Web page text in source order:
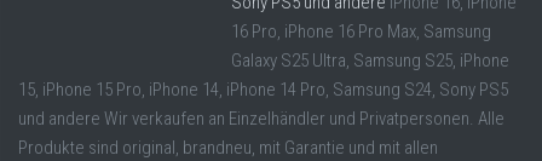
16 Pro, iPhone 16 Pro Max, Samsung
Galaxy S25 Ultra, Samsung S25, iPhone
15, iPhone 15 Pro, iPhone 14, iPhone 14 Pro, Samsung S24, Sony PS5
und andere Wir verkaufen an Einzelhändler und Privatpersonen. Alle
Produkte sind original, brandneu, mit Garantie und mit allen